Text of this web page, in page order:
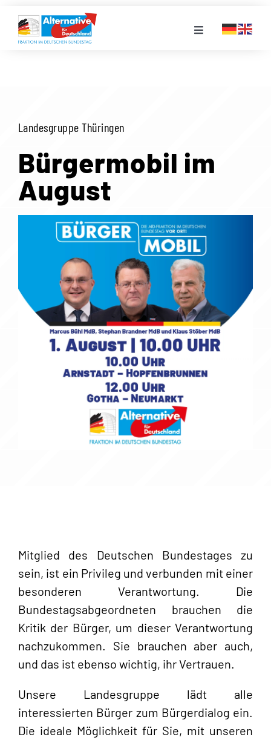
Inhalt
springen
Toggle
VERANSTALTUNGEN
PRESSE
STELLENPORTAL
MEDIATHEK
Landesgruppe Thüringen
Bürgermobil im
August
Mitglied des Deutschen Bundestages zu
sein, ist ein Privileg und verbunden mit einer
besonderen Verantwortung. Die
Bundestagsabgeordneten brauchen die
Kritik der Bürger, um dieser Verantwortung
nachzukommen. Sie brauchen aber auch,
und das ist ebenso wichtig, ihr Vertrauen.
Unsere Landesgruppe lädt alle
interessierten Bürger zum Bürgerdialog ein.
Die ideale Möglichkeit für Sie, mit unseren